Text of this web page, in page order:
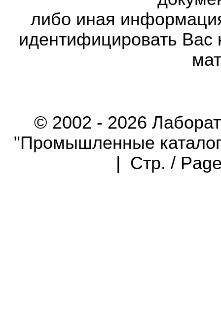
либо иная
идентифицировать Вас
© 2002 - 2026
"Промышленные
| Стр. /